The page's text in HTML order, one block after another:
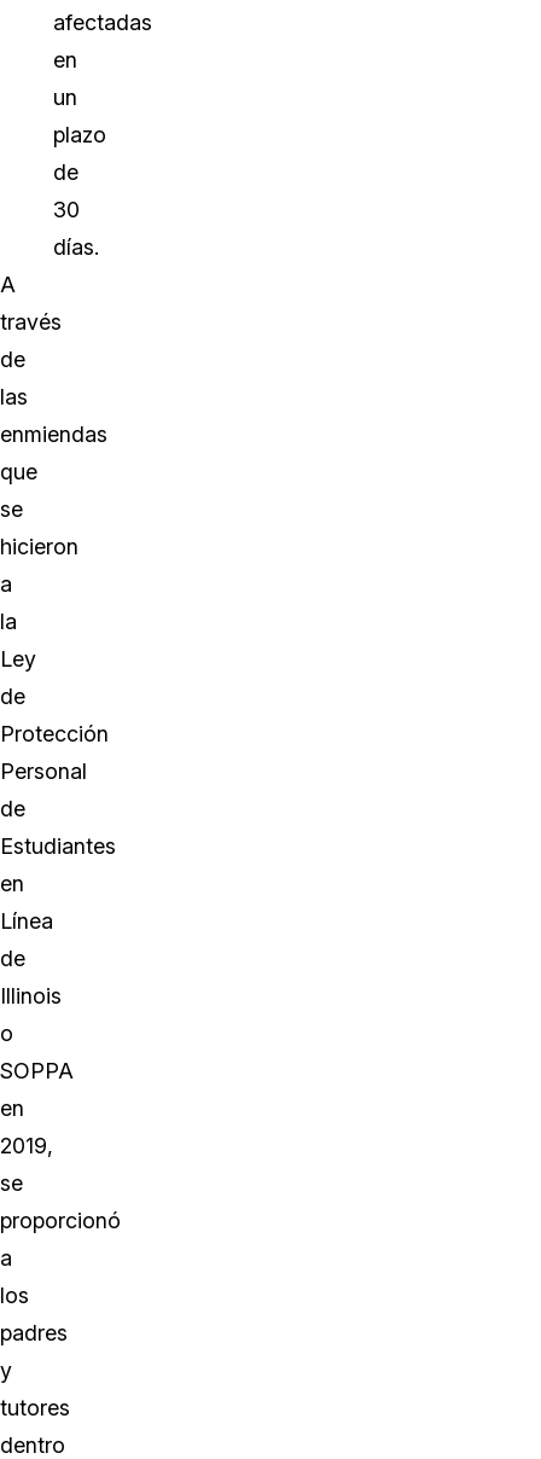
afectadas
en
un
plazo
de
30
días.
A
través
de
las
enmiendas
que
se
hicieron
a
la
Ley
de
Protección
Personal
de
Estudiantes
en
Línea
de
Illinois
o
SOPPA
en
2019,
se
proporcionó
a
los
padres
y
tutores
dentro